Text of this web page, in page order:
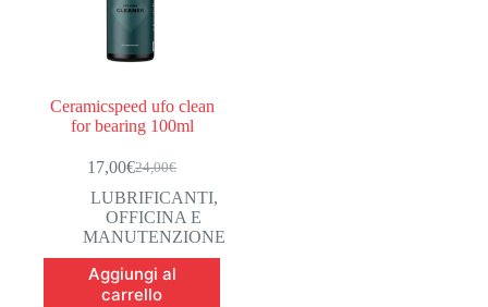
Ceramicspeed ufo clean
for bearing 100ml
24,00€
Il
prezzo
originale
era:
24,00€.
17,00€Il
prezzo
attuale
è:
17,00€.
LUBRIFICANTI,
OFFICINA E
MANUTENZIONE
Aggiungi al
carrello